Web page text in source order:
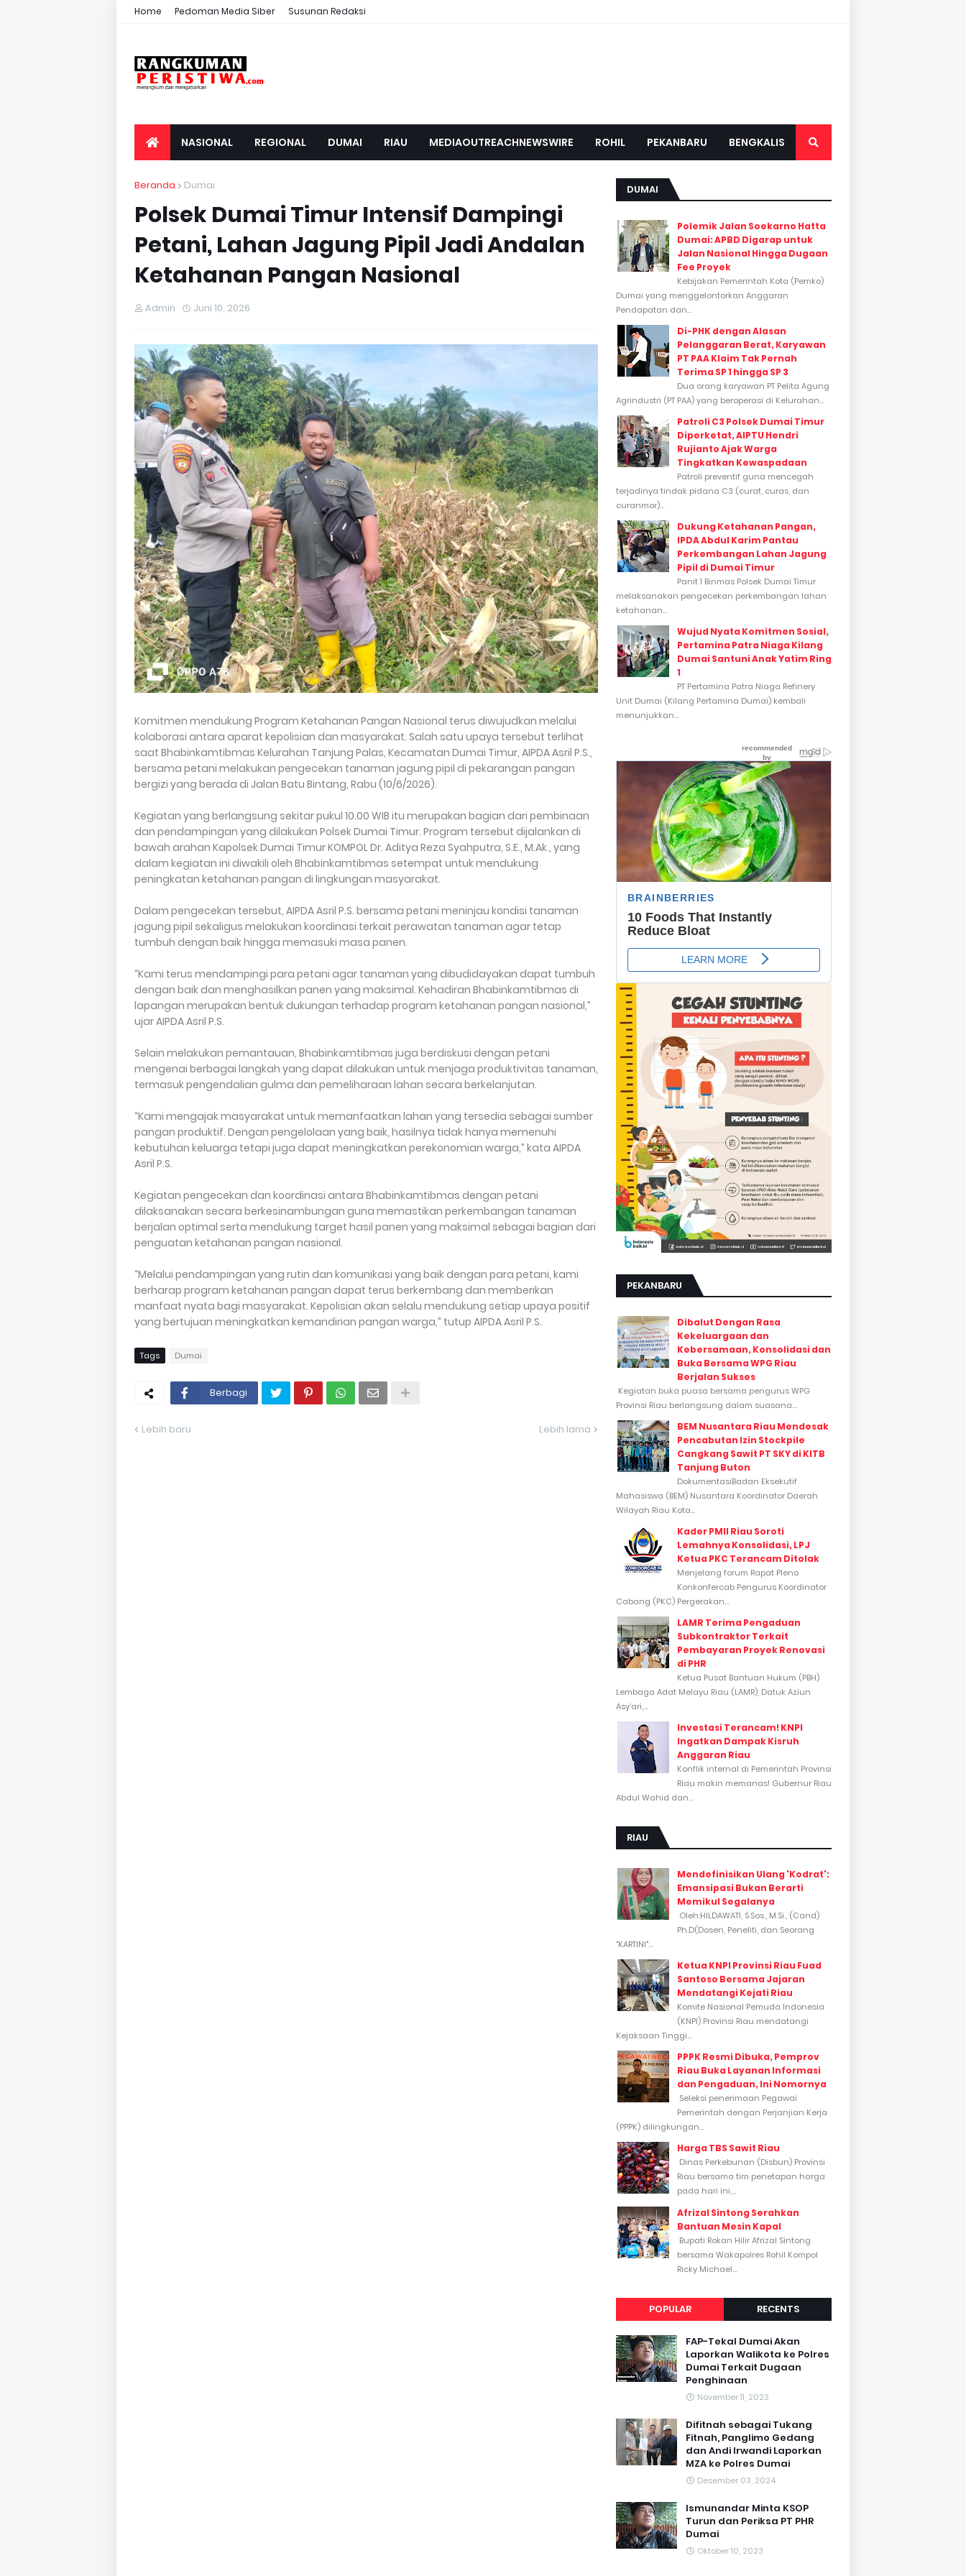
Home Pedoman Media Siber Susunan Redaksi
NASIONAL REGIONAL DUMAI RIAU MEDIAOUTREACHNEWSWIRE ROHIL PEKANBARU BENGKALIS
Beranda Dumai
Polsek Dumai Timur Intensif Dampingi
Petani, Lahan Jagung Pipil Jadi Andalan
Ketahanan Pangan Nasional
Admin Juni 10, 2026
Komitmen mendukung Program Ketahanan Pangan Nasional terus diwujudkan melalui
kolaborasi antara aparat kepolisian dan masyarakat. Salah satu upaya tersebut terlihat
saat Bhabinkamtibmas Kelurahan Tanjung Palas, Kecamatan Dumai Timur, AIPDA Asril P.S.,
bersama petani melakukan pengecekan tanaman jagung pipil di pekarangan pangan
bergizi yang berada di Jalan Batu Bintang, Rabu (10/6/2026).
Kegiatan yang berlangsung sekitar pukul 10.00 WIB itu merupakan bagian dari pembinaan
dan pendampingan yang dilakukan Polsek Dumai Timur. Program tersebut dijalankan di
bawah arahan Kapolsek Dumai Timur KOMPOL Dr. Aditya Reza Syahputra, S.E., M.Ak., yang
dalam kegiatan ini diwakili oleh Bhabinkamtibmas setempat untuk mendukung
peningkatan ketahanan pangan di lingkungan masyarakat.
Dalam pengecekan tersebut, AIPDA Asril P.S. bersama petani meninjau kondisi tanaman
jagung pipil sekaligus melakukan koordinasi terkait perawatan tanaman agar tetap
tumbuh dengan baik hingga memasuki masa panen.
“Kami terus mendampingi para petani agar tanaman yang dibudidayakan dapat tumbuh
dengan baik dan menghasilkan panen yang maksimal. Kehadiran Bhabinkamtibmas di
lapangan merupakan bentuk dukungan terhadap program ketahanan pangan nasional,”
ujar AIPDA Asril P.S.
Selain melakukan pemantauan, Bhabinkamtibmas juga berdiskusi dengan petani
mengenai berbagai langkah yang dapat dilakukan untuk menjaga produktivitas tanaman,
termasuk pengendalian gulma dan pemeliharaan lahan secara berkelanjutan.
“Kami mengajak masyarakat untuk memanfaatkan lahan yang tersedia sebagai sumber
pangan produktif. Dengan pengelolaan yang baik, hasilnya tidak hanya memenuhi
kebutuhan keluarga tetapi juga dapat meningkatkan perekonomian warga,” kata AIPDA
Asril P.S.
Kegiatan pengecekan dan koordinasi antara Bhabinkamtibmas dengan petani
dilaksanakan secara berkesinambungan guna memastikan perkembangan tanaman
berjalan optimal serta mendukung target hasil panen yang maksimal sebagai bagian dari
penguatan ketahanan pangan nasional.
“Melalui pendampingan yang rutin dan komunikasi yang baik dengan para petani, kami
berharap program ketahanan pangan dapat terus berkembang dan memberikan
manfaat nyata bagi masyarakat. Kepolisian akan selalu mendukung setiap upaya positif
yang bertujuan meningkatkan kemandirian pangan warga,” tutup AIPDA Asril P.S.
Tags Dumai
Berbagi
Lebih baru Lebih lama
DUMAI
Polemik Jalan Soekarno Hatta
Dumai: APBD Digarap untuk
Jalan Nasional Hingga Dugaan
Fee Proyek
Kebijakan Pemerintah Kota (Pemko)
Dumai yang menggelontorkan Anggaran
Pendapatan dan...
Di-PHK dengan Alasan
Pelanggaran Berat, Karyawan
PT PAA Klaim Tak Pernah
Terima SP 1 hingga SP 3
Dua orang karyawan PT Pelita Agung
Agrindustri (PT PAA) yang beroperasi di Kelurahan...
Patroli C3 Polsek Dumai Timur
Diperketat, AIPTU Hendri
Rujianto Ajak Warga
Tingkatkan Kewaspadaan
Patroli preventif guna mencegah
terjadinya tindak pidana C3 (curat, curas, dan
curanmor)...
Dukung Ketahanan Pangan,
IPDA Abdul Karim Pantau
Perkembangan Lahan Jagung
Pipil di Dumai Timur
Panit 1 Binmas Polsek Dumai Timur
melaksanakan pengecekan perkembangan lahan
ketahanan...
Wujud Nyata Komitmen Sosial,
Pertamina Patra Niaga Kilang
Dumai Santuni Anak Yatim Ring
1
PT Pertamina Patra Niaga Refinery
Unit Dumai (Kilang Pertamina Dumai) kembali
menunjukkan...
PEKANBARU
Dibalut Dengan Rasa
Kekeluargaan dan
Kebersamaan, Konsolidasi dan
Buka Bersama WPG Riau
Berjalan Sukses
Kegiatan buka puasa bersama pengurus WPG
Provinsi Riau berlangsung dalam suasana...
BEM Nusantara Riau Mendesak
Pencabutan Izin Stockpile
Cangkang Sawit PT SKY di KITB
Tanjung Buton
DokumentasiBadan Eksekutif
Mahasiswa (BEM) Nusantara Koordinator Daerah
Wilayah Riau Kota...
Kader PMII Riau Soroti
Lemahnya Konsolidasi, LPJ
Ketua PKC Terancam Ditolak
Menjelang forum Rapat Pleno
Konkonfercab Pengurus Koordinator
Cabang (PKC) Pergerakan...
LAMR Terima Pengaduan
Subkontraktor Terkait
Pembayaran Proyek Renovasi
di PHR
Ketua Pusat Bantuan Hukum (PBH)
Lembaga Adat Melayu Riau (LAMR), Datuk Aziun
Asy’ari,...
Investasi Terancam! KNPI
Ingatkan Dampak Kisruh
Anggaran Riau
Konflik internal di Pemerintah Provinsi
Riau makin memanas! Gubernur Riau
Abdul Wahid dan...
RIAU
Mendefinisikan Ulang 'Kodrat':
Emansipasi Bukan Berarti
Memikul Segalanya
Oleh:HILDAWATI, S.Sos., M.Si., (Cand)
Ph.D(Dosen, Peneliti, dan Seorang
"KARTINI"...
Ketua KNPI Provinsi Riau Fuad
Santoso Bersama Jajaran
Mendatangi Kejati Riau
Komite Nasional Pemuda Indonesia
(KNPI) Provinsi Riau mendatangi
Kejaksaan Tinggi...
PPPK Resmi Dibuka, Pemprov
Riau Buka Layanan Informasi
dan Pengaduan, Ini Nomornya
Seleksi penerimaan Pegawai
Pemerintah dengan Perjanjian Kerja
(PPPK) dilingkungan...
Harga TBS Sawit Riau
Dinas Perkebunan (Disbun) Provinsi
Riau bersama tim penetapan harga
pada hari ini,...
Afrizal Sintong Serahkan
Bantuan Mesin Kapal
Bupati Rokan Hilir Afrizal Sintong
bersama Wakapolres Rohil Kompol
Ricky Michael...
POPULAR RECENTS
FAP-Tekal Dumai Akan
Laporkan Walikota ke Polres
Dumai Terkait Dugaan
Penghinaan
November 11, 2023
Difitnah sebagai Tukang
Fitnah, Panglimo Gedang
dan Andi Irwandi Laporkan
MZA ke Polres Dumai
Desember 03, 2024
Ismunandar Minta KSOP
Turun dan Periksa PT PHR
Dumai
Oktober 10, 2023